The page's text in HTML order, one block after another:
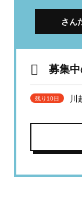
さん
募集
残り10日 川